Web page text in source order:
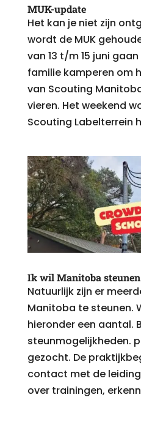
MUK-update
Het kan je niet zijn
wordt de MUK
van 13 t/m 15 juni
familie kamperen om
van Scouting
vieren. Het weekend
Scouting Labelterrein
Ik wil Manitoba steunen
Natuurlijk zijn er
Manitoba te steunen.
hieronder een aantal.
steunmogelijkheden.
gezocht. De
contact met de
over trainingen,